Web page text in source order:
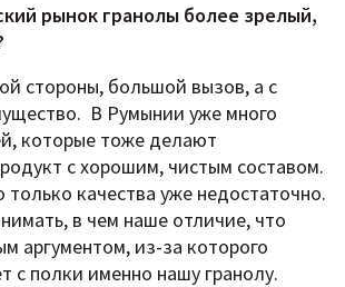
рынок гранолы более зрелый,
стороны, большой вызов, а с
В Румынии уже много
которые тоже делают
с хорошим, чистым составом.
только качества уже недостаточно.
в чем наше отличие, что
аргументом, из-за которого
с полки именно нашу гранолу.